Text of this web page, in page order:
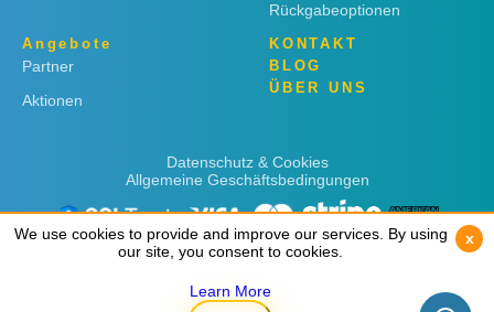
Rückgabeoptionen
Angebote
Partner
Aktionen
KONTAKT
BLOG
ÜBER UNS
Datenschutz & Cookies
Allgemeine Geschäftsbedingungen
We use cookies to provide and improve our services. By using
our site, you consent to cookies.
Learn More
x
We use cookies to provide and improve our services. By using
our site, you consent to cookies.
Learn More
x